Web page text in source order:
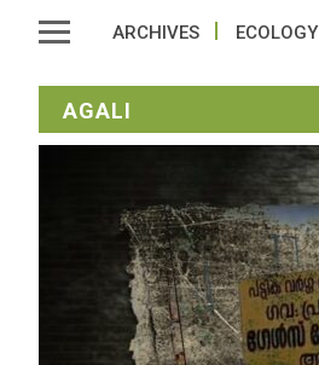
ARCHIVES ECOLOGY
AGALI